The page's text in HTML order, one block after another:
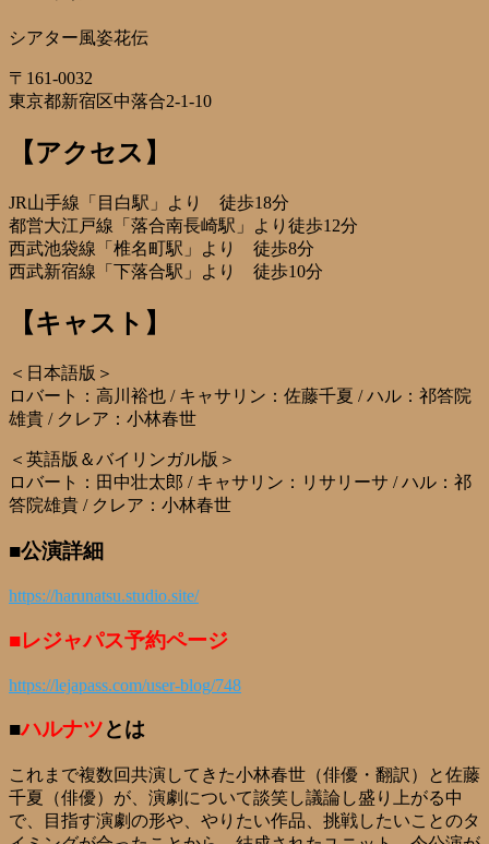
シアター風姿花伝
〒161-0032
東京都新宿区中落合2-1-10
【アクセス】
JR山手線「目白駅」より 徒歩18分
都営大江戸線「落合南長崎駅」より徒歩12分
西武池袋線「椎名町駅」より 徒歩8分
西武新宿線「下落合駅」より 徒歩10分
【キャスト】
＜日本語版＞
ロバート：高川裕也 / キャサリン：佐藤千夏 / ハル：祁答院
雄貴 / クレア：小林春世
＜英語版＆バイリンガル版＞
ロバート：田中壮太郎 / キャサリン：リサリーサ / ハル：祁
答院雄貴 / クレア：小林春世
■公演詳細
https://harunatsu.studio.site/
■レジャパス予約ページ
https://lejapass.com/user-blog/748
■ハルナツとは
これまで複数回共演してきた小林春世（俳優・翻訳）と佐藤
千夏（俳優）が、演劇について談笑し議論し盛り上がる中
で、目指す演劇の形や、やりたい作品、挑戦したいことのタ